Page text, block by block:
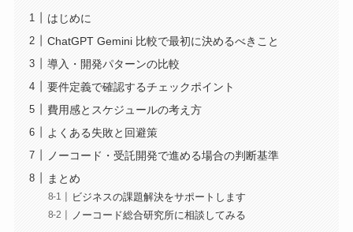
はじめに
ChatGPT Gemini 比較で最初に決めるべきこと
導入・開発パターンの比較
要件定義で確認するチェックポイント
費用感とスケジュールの考え方
よくある失敗と回避策
ノーコード・受託開発で進める場合の判断基準
まとめ
ビジネスの課題解決をサポートします
ノーコード総合研究所に相談してみる